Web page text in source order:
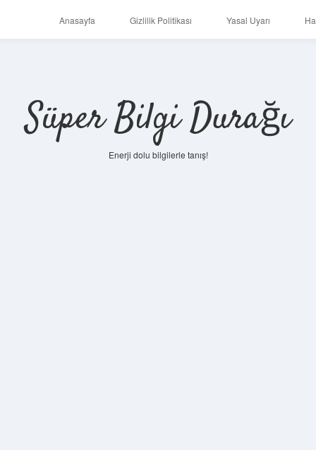
Anasayfa Gizlilik Politikası Yasal Uyarı
Süper Bilgi Durağı
Enerji dolu bilgilerle tanış!